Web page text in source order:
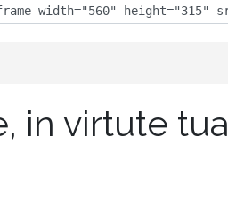
in virtute tua